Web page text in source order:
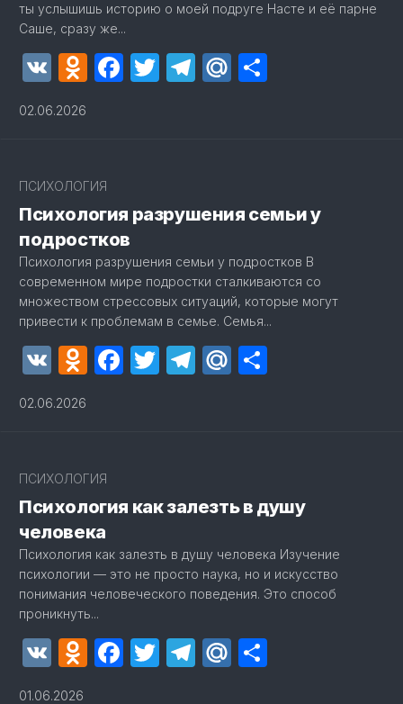
ты услышишь историю о моей подруге Насте и её парне
Саше, сразу же...
VK Odnoklassniki
Facebook
Twitter
Telegram
Mail.Ru
02.06.2026
ПСИХОЛОГИЯ
Психология разрушения семьи у
подростков
Психология разрушения семьи у подростков В
современном мире подростки сталкиваются со
множеством стрессовых ситуаций, которые могут
привести к проблемам в семье. Семья...
VK Odnoklassniki
Facebook
Twitter
Telegram
Mail.Ru
02.06.2026
ПСИХОЛОГИЯ
Психология как залезть в душу
человека
Психология как залезть в душу человека Изучение
психологии — это не просто наука, но и искусство
понимания человеческого поведения. Это способ
проникнуть...
VK Odnoklassniki
Facebook
Twitter
Telegram
Mail.Ru
01.06.2026